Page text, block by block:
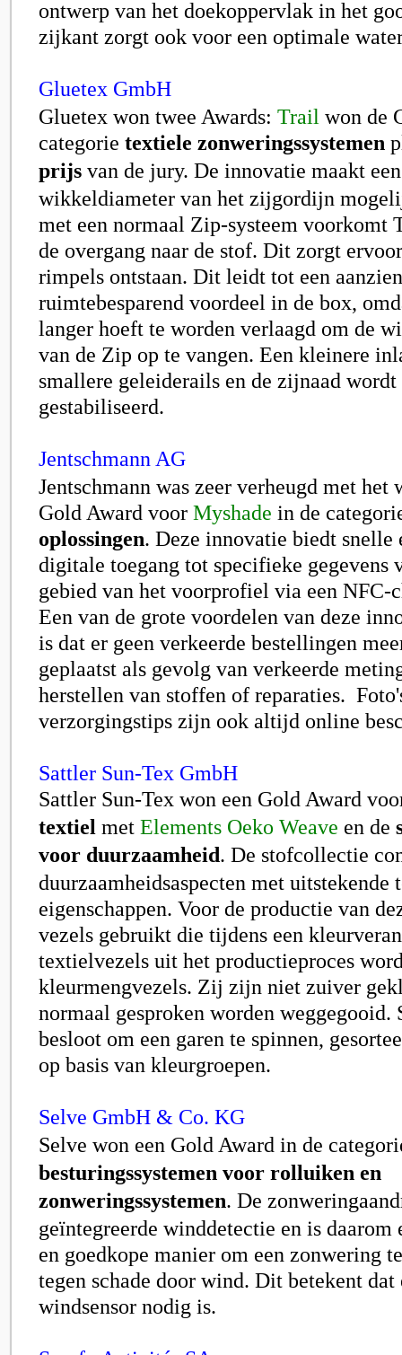
ontwerp van het doekoppervlak in het
zijkant zorgt ook voor een optimale
Gluetex GmbH
Gluetex won twee Awards: Trail won de
categorie textiele zonweringssystemen
prijs van de jury. De innovatie maakt
wikkeldiameter van het zijgordijn
met een normaal Zip-systeem
de overgang naar de stof. Dit zorgt
rimpels ontstaan. Dit leidt tot een
ruimtebesparend voordeel in de box,
langer hoeft te worden verlaagd om de
van de Zip op te vangen. Een kleinere
smallere geleiderails en de zijnaad
gestabiliseerd.
Jentschmann AG
Jentschmann was zeer verheugd met het
Gold Award voor Myshade in de
oplossingen. Deze innovatie biedt snelle
digitale toegang tot specifieke gegevens
gebied van het voorprofiel via een NFC-
Een van de grote voordelen van deze
is dat er geen verkeerde bestellingen
geplaatst als gevolg van verkeerde
herstellen van stoffen of reparaties.
verzorgingstips zijn ook altijd online
Sattler Sun-Tex GmbH
Sattler Sun-Tex won een Gold Award
textiel met Elements Oeko Weave en de
voor duurzaamheid. De stofcollectie
duurzaamheidsaspecten met uitstekende
eigenschappen. Voor de productie van
vezels gebruikt die tijdens een
textielvezels uit het productieproces
kleurmengvezels. Zij zijn niet zuiver
normaal gesproken worden weggegooid.
besloot om een garen te spinnen,
op basis van kleurgroepen.
Selve GmbH & Co. KG
Selve won een Gold Award in de
besturingssystemen voor rolluiken en
zonweringssystemen. De
geïntegreerde winddetectie en is daarom
en goedkope manier om een zonwering
tegen schade door wind. Dit betekent dat
windsensor nodig is.